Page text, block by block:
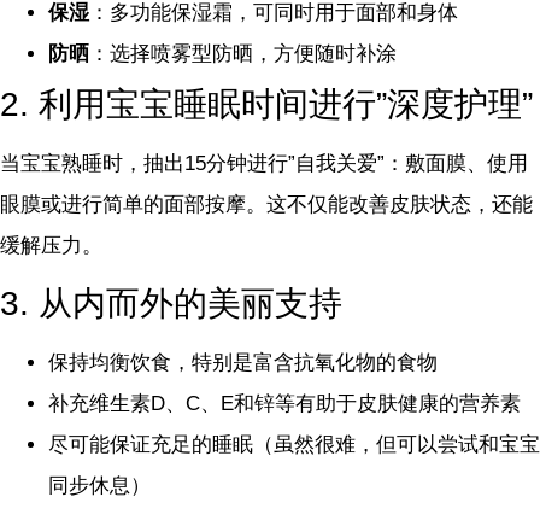
保湿 ：多功能保湿霜，可同时用于面部和身体
防晒 ：选择喷雾型防晒，方便随时补涂
2. 利用宝宝睡眠时间进行”深度护理”
当宝宝熟睡时，抽出15分钟进行”自我关爱”：敷面膜、使用
眼膜或进行简单的面部按摩。这不仅能改善皮肤状态，还能
缓解压力。
3. 从内而外的美丽支持
保持均衡饮食，特别是富含抗氧化物的食物
补充维生素D、C、E和锌等有助于皮肤健康的营养素
尽可能保证充足的睡眠（虽然很难，但可以尝试和宝宝
同步休息）